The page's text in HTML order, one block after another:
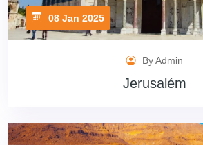
08 Jan 2025
By Admin
Jerusalém